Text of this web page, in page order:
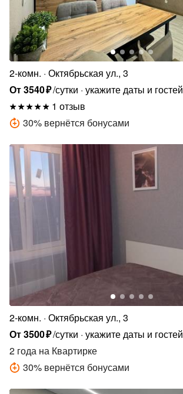
2-комн. Октябрьская ул., 3
От3540₽/сутки укажите даты и гостей
1 отзыв
30% вернётся бонусами
2-комн. Октябрьская ул., 3
От3500₽/сутки укажите даты и гостей
2 года на Квартирке
30% вернётся бонусами